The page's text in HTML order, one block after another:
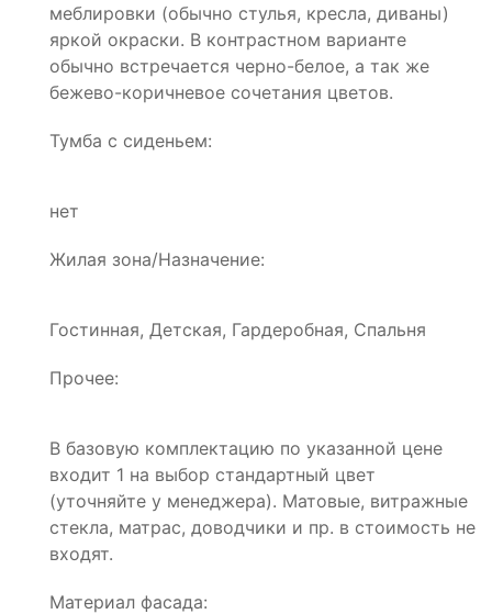
меблировки (обычно стулья, кресла, диваны)
яркой окраски. В контрастном варианте
обычно встречается черно-белое, а так же
бежево-коричневое сочетания цветов.
Тумба с сиденьем:
нет
Жилая зона/Назначение:
Гостинная, Детская, Гардеробная, Спальня
Прочее:
В базовую комплектацию по указанной цене
входит 1 на выбор стандартный цвет
(уточняйте у менеджера). Матовые, витражные
стекла, матрас, доводчики и пр. в стоимость не
входят.
Материал фасада: